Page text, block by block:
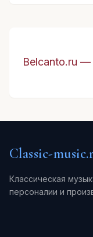
Belcanto.ru —
Classic-
Классическая
персоналии и